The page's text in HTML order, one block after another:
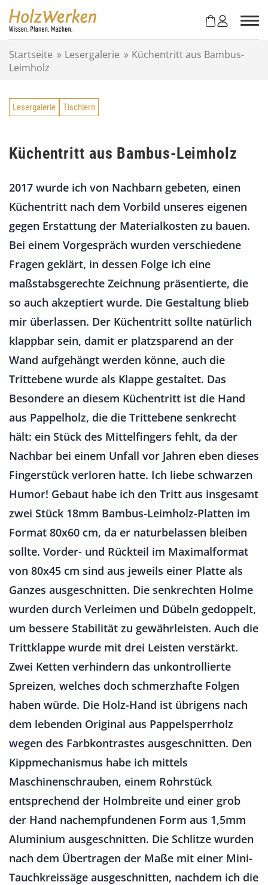
Startseite » Lesergalerie » Küchentritt aus Bambus-
Leimholz
Lesergalerie Tischlern
Küchentritt aus Bambus-Leimholz
2017 wurde ich von Nachbarn gebeten, einen
Küchentritt nach dem Vorbild unseres eigenen
gegen Erstattung der Materialkosten zu bauen.
Bei einem Vorgespräch wurden verschiedene
Fragen geklärt, in dessen Folge ich eine
maßstabsgerechte Zeichnung präsentierte, die
so auch akzeptiert wurde. Die Gestaltung blieb
mir überlassen. Der Küchentritt sollte natürlich
klappbar sein, damit er platzsparend an der
Wand aufgehängt werden könne, auch die
Trittebene wurde als Klappe gestaltet. Das
Besondere an diesem Küchentritt ist die Hand
aus Pappelholz, die die Trittebene senkrecht
hält: ein Stück des Mittelfingers fehlt, da der
Nachbar bei einem Unfall vor Jahren eben dieses
Fingerstück verloren hatte. Ich liebe schwarzen
Humor! Gebaut habe ich den Tritt aus insgesamt
zwei Stück 18mm Bambus-Leimholz-Platten im
Format 80x60 cm, da er naturbelassen bleiben
sollte. Vorder- und Rückteil im Maximalformat
von 80x45 cm sind aus jeweils einer Platte als
Ganzes ausgeschnitten. Die senkrechten Holme
wurden durch Verleimen und Dübeln gedoppelt,
um bessere Stabilität zu gewährleisten. Auch die
Trittklappe wurde mit drei Leisten verstärkt.
Zwei Ketten verhindern das unkontrollierte
Spreizen, welches doch schmerzhafte Folgen
haben würde. Die Holz-Hand ist übrigens nach
dem lebenden Original aus Pappelsperrholz
wegen des Farbkontrastes ausgeschnitten. Den
Kippmechanismus habe ich mittels
Maschinenschrauben, einem Rohrstück
entsprechend der Holmbreite und einer grob
der Hand nachempfundenen Form aus 1,5mm
Aluminium ausgeschnitten. Die Schlitze wurden
nach dem Übertragen der Maße mit einer Mini-
Tauchkreissäge ausgeschnitten, nachdem ich die